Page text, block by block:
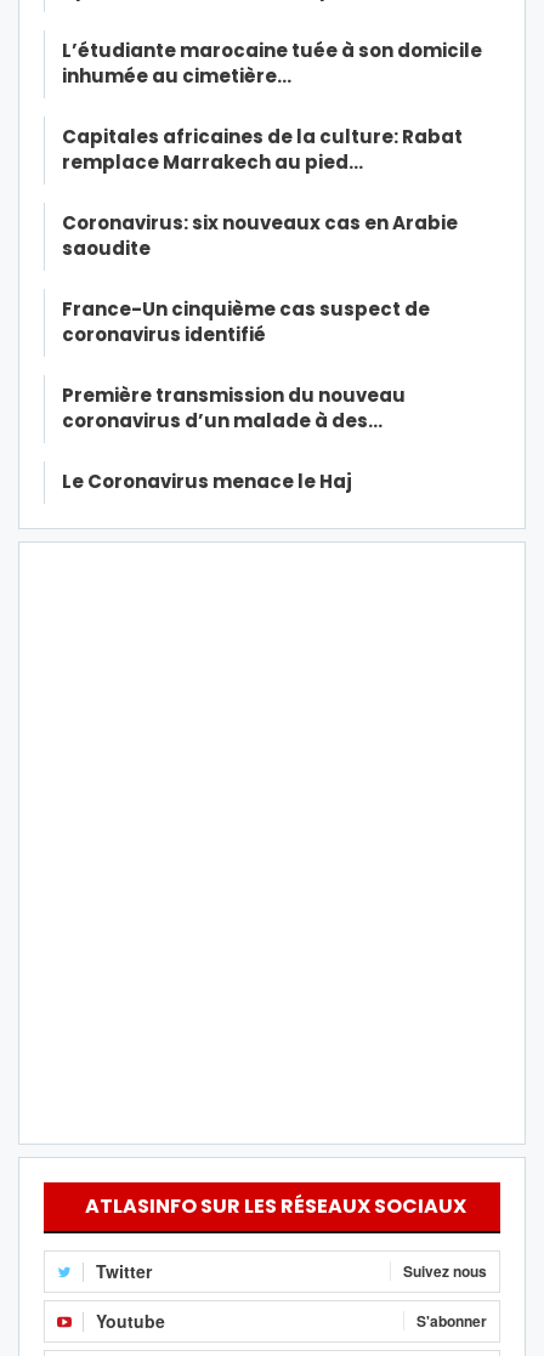
L’étudiante marocaine tuée à son domicile
inhumée au cimetière…
Capitales africaines de la culture: Rabat
remplace Marrakech au pied…
Coronavirus: six nouveaux cas en Arabie
saoudite
France-Un cinquième cas suspect de
coronavirus identifié
Première transmission du nouveau
coronavirus d’un malade à des…
Le Coronavirus menace le Haj
ATLASINFO SUR LES RÉSEAUX SOCIAUX
Twitter Suivez nous
Youtube S'abonner